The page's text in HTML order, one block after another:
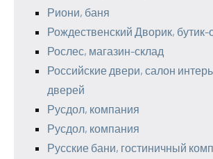
Риони, баня
Рождественский Дворик, бутик-
Рослес, магазин-склад
Российские двери, салон
дверей
Русдол, компания
Русдол, компания
Русские бани, гостиничный